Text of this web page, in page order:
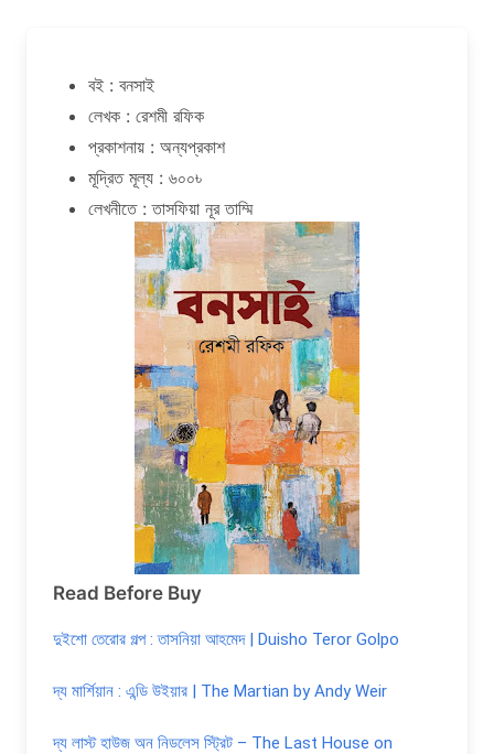
বই : বনসাই
লেখক : রেশমী রফিক
প্রকাশনায় : অন্যপ্রকাশ
মূদ্রিত মূল্য : ৬০০৳
লেখনীতে : তাসফিয়া নূর তাম্মি
Read Before Buy
দুইশো তেরোর গল্প : তাসনিয়া আহমেদ | Duisho Teror Golpo
দ্য মার্শিয়ান : এন্ডি উইয়ার | The Martian by Andy Weir
দ্য লাস্ট হাউজ অন নিডলেস স্ট্রিট – The Last House on